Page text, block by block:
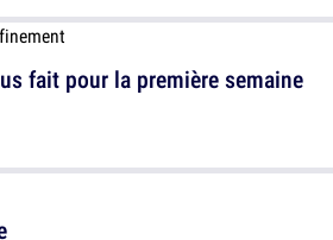
fait pour la première semaine